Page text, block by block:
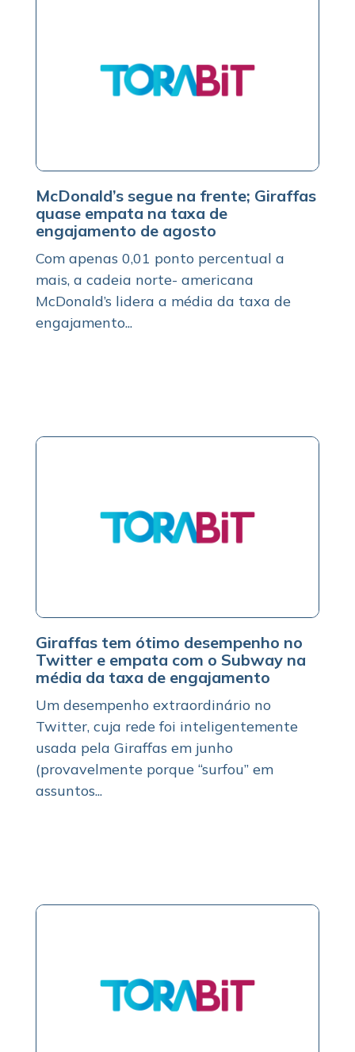
McDonald’s segue na frente; Giraffas
quase empata na taxa de
engajamento de agosto
Com apenas 0,01 ponto percentual a
mais, a cadeia norte- americana
McDonald’s lidera a média da taxa de
engajamento...
Giraffas tem ótimo desempenho no
Twitter e empata com o Subway na
média da taxa de engajamento
Um desempenho extraordinário no
Twitter, cuja rede foi inteligentemente
usada pela Giraffas em junho
(provavelmente porque “surfou” em
assuntos...